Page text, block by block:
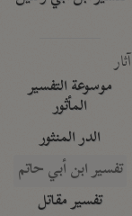
آثار
موسوعة التفسير
المأثور
الدر المنثور
تفسير ابن أبي حاتم
تفسير مقاتل